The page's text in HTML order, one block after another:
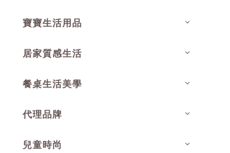
寶寶生活用品
居家質感生活
餐桌生活美學
代理品牌
兒童時尚